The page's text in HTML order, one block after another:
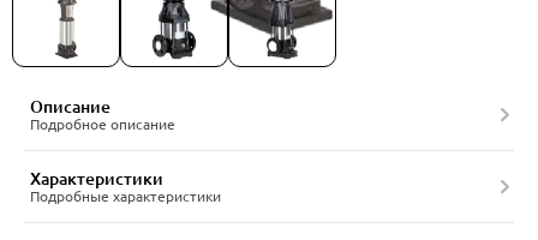
Описание
Подробное описание
Характеристики
Подробные характеристики